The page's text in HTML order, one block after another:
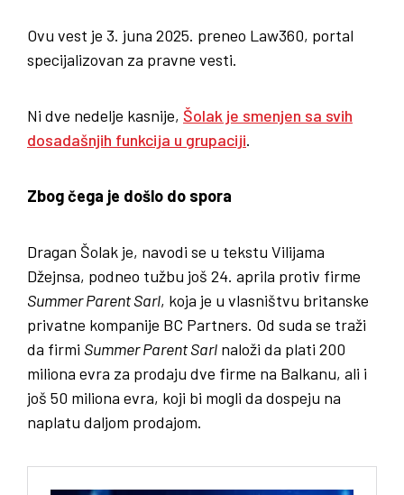
Ovu vest je 3. juna 2025. preneo Law360, portal
specijalizovan za pravne vesti.
Ni dve nedelje kasnije, Šolak je smenjen sa svih
dosadašnjih funkcija u grupaciji.
Zbog čega je došlo do spora
Dragan Šolak je, navodi se u tekstu Vilijama
Džejnsa, podneo tužbu još 24. aprila protiv firme
Summer Parent Sarl, koja je u vlasništvu britanske
privatne kompanije BC Partners. Od suda se traži
da firmi Summer Parent Sarl naloži da plati 200
miliona evra za prodaju dve firme na Balkanu, ali i
još 50 miliona evra, koji bi mogli da dospeju na
naplatu daljom prodajom.